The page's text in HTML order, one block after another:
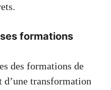
formations
des formations de
d’une transformation